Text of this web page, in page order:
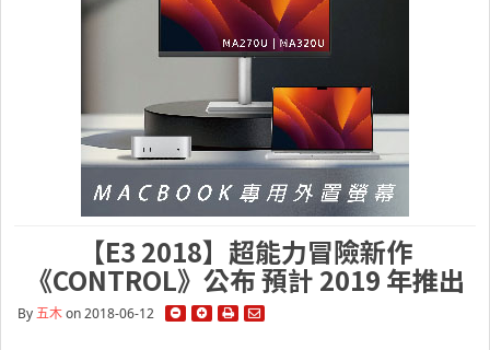
【E3 2018】超能力冒險新作
《CONTROL》公布 預計 2019 年推出
By五木on 2018-06-12